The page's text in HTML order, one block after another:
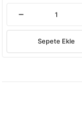
Sepete Ekle